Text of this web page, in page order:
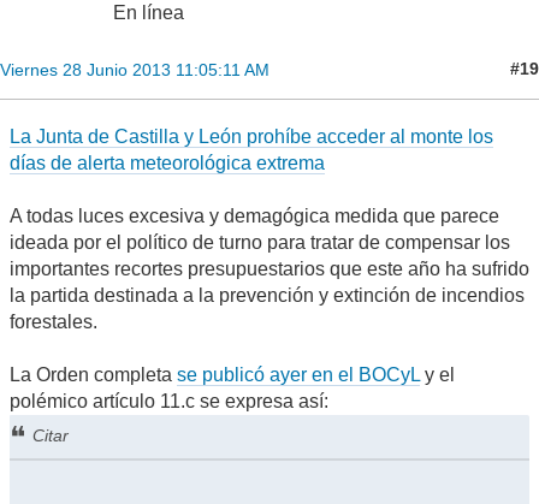
En línea
Viernes 28 Junio 2013 11:05:11 AM #19
La Junta de Castilla y León prohíbe acceder al monte los
días de alerta meteorológica extrema
A todas luces excesiva y demagógica medida que parece
ideada por el político de turno para tratar de compensar los
importantes recortes presupuestarios que este año ha sufrido
la partida destinada a la prevención y extinción de incendios
forestales.
La Orden completa se publicó ayer en el BOCyL y el
polémico artículo 11.c se expresa así:
Citar